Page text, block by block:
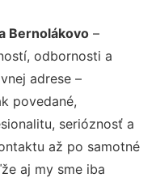
Bernolákovo –
odbornosti a
adrese –
povedané,
serióznosť a
až po samotné
aj my sme iba